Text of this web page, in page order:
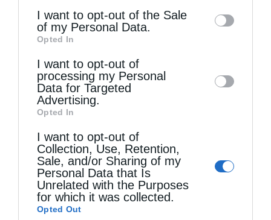
information may also be disclosed by us to
third parties on theIAB’s List of
Downstream Participants
disclose it to other third parties.
I want to opt-out of the Sale
of my Personal Data.
Opted In
I want to opt-out of
processing my Personal
Data for Targeted
Advertising.
Opted In
I want to opt-out of
Collection, Use, Retention,
Sale, and/or Sharing of my
Personal Data that Is
Unrelated with the Purposes
for which it was collected.
Opted Out
και τον Αρχάγγελο Ουριήλ.
Όσο πιο πολύ γνωρίζουμε τους Αγίους
Αγγέλους, τόσο περισσότερο γεμίζει η ζωή
μας από την αγάπη και το μυαλό και η καρδιά
ευεργετικά στην ζωή των άλλων, αφού κατά
τον ορισμό του Αγίου Διονυσίου για τους
Αγγέλους «ένας άγγελος είναι μια εικόνα
του Θεού, ένας λαμπρός ολοκάθαρος